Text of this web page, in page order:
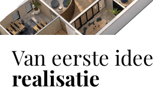
Van eerste idee
realisatie